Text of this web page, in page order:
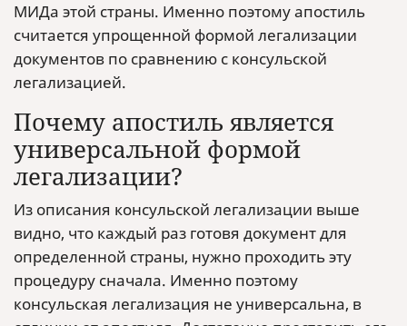
МИДа этой страны. Именно поэтому апостиль
считается упрощенной формой легализации
документов по сравнению с консульской
легализацией.
Почему апостиль является
универсальной формой
легализации?
Из описания консульской легализации выше
видно, что каждый раз готовя документ для
определенной страны, нужно проходить эту
процедуру сначала. Именно поэтому
консульская легализация не универсальна, в